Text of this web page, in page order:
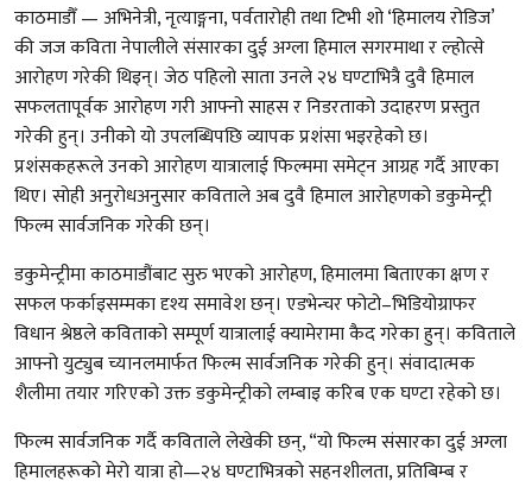
काठमाडौँ — अभिनेत्री, नृत्याङ्गना, पर्वतारोही तथा टिभी शो ‘हिमालय रोडिज’
की जज कविता नेपालीले संसारका दुई अग्ला हिमाल सगरमाथा र ल्होत्से
आरोहण गरेकी थिइन्। जेठ पहिलो साता उनले २४ घण्टाभित्रै दुवै हिमाल
सफलतापूर्वक आरोहण गरी आफ्नो साहस र निडरताको उदाहरण प्रस्तुत
गरेकी हुन्। उनीको यो उपलब्धिपछि व्यापक प्रशंसा भइरहेको छ।
प्रशंसकहरूले उनको आरोहण यात्रालाई फिल्ममा समेट्न आग्रह गर्दै आएका
थिए। सोही अनुरोधअनुसार कविताले अब दुवै हिमाल आरोहणको डकुमेन्ट्री
फिल्म सार्वजनिक गरेकी छन्।
डकुमेन्ट्रीमा काठमाडौंबाट सुरु भएको आरोहण, हिमालमा बिताएका क्षण र
सफल फर्काइसम्मका दृश्य समावेश छन्। एडभेन्चर फोटो–भिडियोग्राफर
विधान श्रेष्ठले कविताको सम्पूर्ण यात्रालाई क्यामेरामा कैद गरेका हुन्। कविताले
आफ्नो युट्युब च्यानलमार्फत फिल्म सार्वजनिक गरेकी हुन्। संवादात्मक
शैलीमा तयार गरिएको उक्त डकुमेन्ट्रीको लम्बाइ करिब एक घण्टा रहेको छ।
फिल्म सार्वजनिक गर्दै कविताले लेखेकी छन्, “यो फिल्म संसारका दुई अग्ला
हिमालहरूको मेरो यात्रा हो—२४ घण्टाभित्रको सहनशीलता, प्रतिबिम्ब र